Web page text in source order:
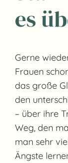
es
Gerne
Frauen
das große
den
– über ihre
Weg, den
man sehr
Ängste